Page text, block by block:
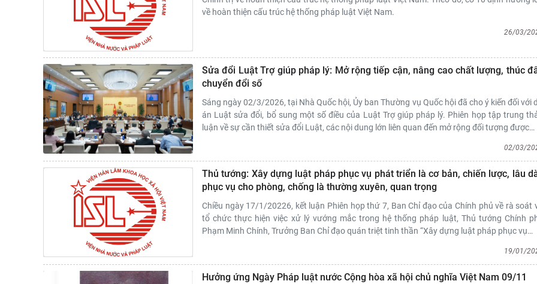
về hoàn thiện cấu trúc hệ thống pháp luật Việt Nam.
26/03/
Sửa đổi Luật Trợ giúp pháp lý: Mở rộng tiếp cận, nâng cao chất lượng, thúc
chuyển đổi số
Sáng ngày 02/3/2026, tại Nhà Quốc hội, Ủy ban Thường vụ Quốc hội đã cho ý kiến đối với
án Luật sửa đổi, bổ sung một số điều của Luật Trợ giúp pháp lý. Phiên họp tập trung
luận về sự cần thiết sửa đổi Luật, các nội dung lớn liên quan đến mở rộng đối tượng được…
02/03/
Thủ tướng: Xây dựng luật pháp phục vụ phát triển là cơ bản, chiến lược, lâu
phục vụ cho phòng, chống là thường xuyên, quan trọng
Chiều ngày 17/1/20226, kết luận Phiên họp thứ 7, Ban Chỉ đạo của Chính phủ về rà soát
tổ chức thực hiện việc xử lý vướng mắc trong hệ thống pháp luật, Thủ tướng Chính
Phạm Minh Chính, Trưởng Ban Chỉ đạo quán triệt tinh thần “Xây dựng luật pháp phục vụ…
19/01/
Hưởng ứng Ngày Pháp luật nước Cộng hòa xã hội chủ nghĩa Việt Nam 09/11